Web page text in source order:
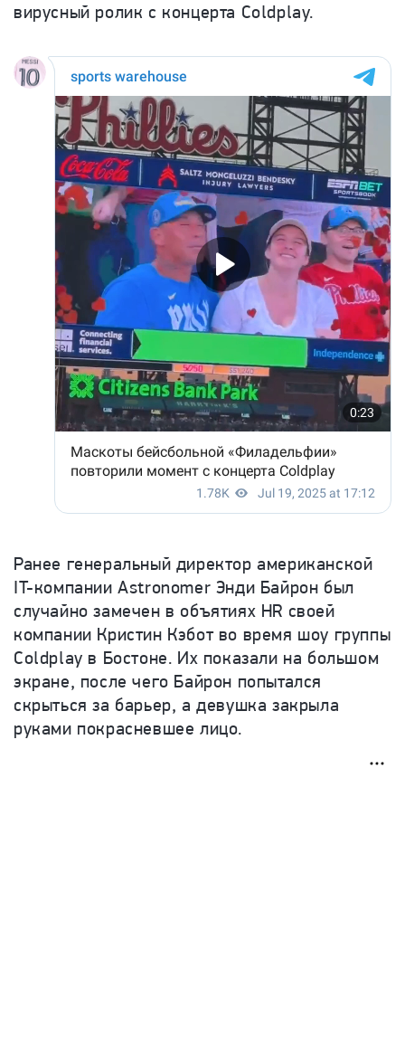
вирусный ролик с концерта Coldplay.
Ранее генеральный директор американской
IT-компании Astronomer Энди Байрон был
случайно замечен в объятиях HR своей
компании Кристин Кэбот во время шоу группы
Coldplay в Бостоне. Их показали на большом
экране, после чего Байрон попытался
скрыться за барьер, а девушка закрыла
руками покрасневшее лицо.